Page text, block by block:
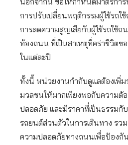
การปรับเปลี่ยนพฤติกรรมผู้ใช้รถใ
การลดความสูญเสียกับผู้ใช้รถใช้ถ
ท้องถนน ที่เป็นสาเหตุที่คร่าชีวิตข
ในแต่ละปี
ทั้งนี้ หน่วยงานกำกับดูแลต้องเพิ่
มวลชนให้มากเพียงพอกับความต้
ปลอดภัย และมีราคาที่เป็นธรรมกั
รถยนต์ส่วนตัวในการเดินทาง รว
ความปลอดภัยทางถนนเพื่อป้องกั